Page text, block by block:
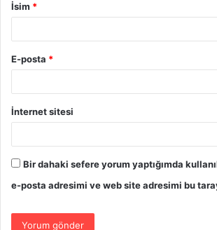
İsim *
E-posta *
İnternet sitesi
Bir dahaki sefere yorum yaptığımda
e-posta adresimi ve web site adresimi bu